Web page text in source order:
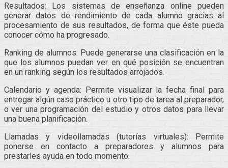
Resultados: Los sistemas de enseñanza online pueden
generar datos de rendimiento de cada alumno gracias al
procesamiento de sus resultados, de forma que éste pueda
conocer cómo ha progresado.
Ranking de alumnos: Puede generarse una clasificación en la
que los alumnos puedan ver en qué posición se encuentran
en un ranking según los resultados arrojados.
Calendario y agenda: Permite visualizar la fecha final para
entregar algún caso práctico u otro tipo de tarea al preparador,
o ver una programación del estudio y otros datos para llevar
una buena planificación.
Llamadas y videollamadas (tutorías virtuales): Permite
ponerse en contacto a preparadores y alumnos para
prestarles ayuda en todo momento.